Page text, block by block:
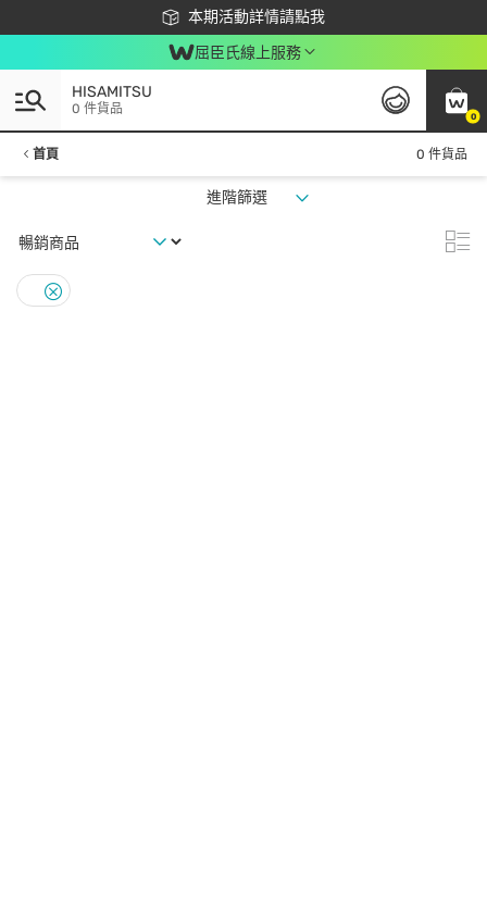
本期活動詳情請點我
下載app最高回饋$350
屈臣氏線上服務
0
HISAMITSU
0 件貨品
首頁 0 件貨品
進階篩選